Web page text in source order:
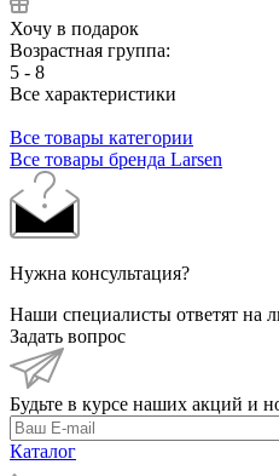
Хочу в подарок
Возрастная группа:
5 - 8
Все характеристики
Все товары категории
Все товары бренда Larsen
Нужна консультация?
Наши специалисты ответят на
Задать вопрос
Будьте в курсе наших акций и
Каталог